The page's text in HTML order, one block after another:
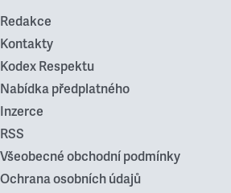
Redakce
Kontakty
Kodex Respektu
Nabídka předplatného
Inzerce
RSS
Všeobecné obchodní podmínky
Ochrana osobních údajů